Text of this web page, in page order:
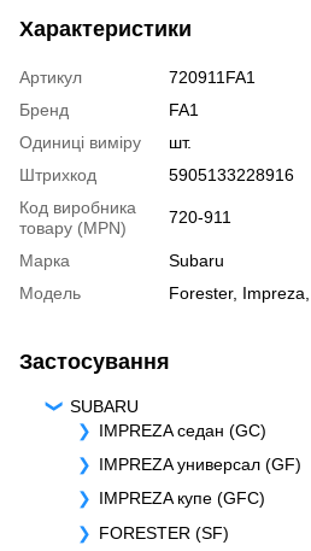
Характеристики
Артикул
720911FA1
Бренд
FA1
Одиниці виміру
шт.
Штрихкод
5905133228916
Код виробника
товару (MPN)
720-911
Марка
Subaru
Модель
Forester, Impreza
Застосування
SUBARU
IMPREZA седан (GC)
IMPREZA универсал (GF)
IMPREZA купе (GFC)
FORESTER (SF)